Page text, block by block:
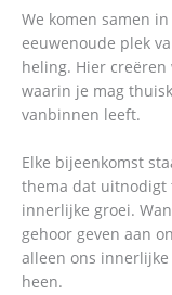
We komen samen
eeuwenoude plek
heling. Hier
waarin je mag
vanbinnen leeft.
Elke bijeenkomst
thema dat uitnodigt
innerlijke groei.
gehoor geven aan
alleen ons
heen.